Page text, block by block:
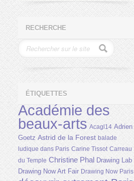
RECHERCHE
ÉTIQUETTES
Académie des
beaux-arts Acagl14 Adrien
Goetz Astrid de la Forest balade
ludique dans Paris Carine Tissot Carreau
du Temple Christine Phal Drawing Lab
Drawing Now Art Fair Drawing Now Paris